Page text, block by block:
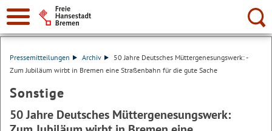
Suche:
Pressemitteilungen Archiv
50 Jahre Deutsches Müttergenesungswerk: -
Zum Jubiläum wirbt in Bremen eine Straßenbahn für die gute Sache
Sonstige
50 Jahre Deutsches Müttergenesungswerk: